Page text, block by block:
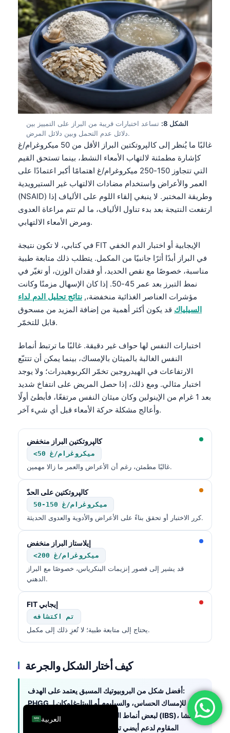
الشكل 8:
تساعد اختبارات قريبة من البراز على التمييز بين
دلائل عدم التحمل وبين دلائل المرض.
غالبًا ما يُنظر إلىكالپروتكتين البراز
الأقل من 50 ميكروغرام/غ
كإشارة مطمئنة لالتهاب الأمعاء النشط، بينما تستحق القيم
التي تتجاوز 150-250 ميكروغرام/غ اهتمامًا أكبر اعتمادًا على
العمر والأعراض واستخدام مضادات الالتهاب غير الستيرويدية
(NSAID) وطريقة المختبر. لا ينبغي إلقاء اللوم على الألياف إذا
ارتفعت النتيجة بعد بدء تناول الألياف، ما لم تتم مراعاة العدوى
ومرض الأمعاء الالتهابي.
في كتابي، لا تكون نتيجة FIT الإيجابية أو اختبار الدم الخفي
في البراز أبدًا أثرًا جانبيًا من المكمل. يتطلب ذلك متابعة طبية
مناسبة، خصوصًا مع نقص الحديد، أو فقدان الوزن، أو تغيّر في
نمط التبرز بعد عمر 45-50. إذا كان الإسهال مزمنًا وكانت
مؤشرات العناصر الغذائية منخفضة،, نتائج تحليل الدم لداء
السيلياك قد يكون أكثر أهمية من إضافة المزيد من مسحوق
قابل للتخمّر.
اختبارات النفس لها حواف غير دقيقة. غالبًا ما ترتبط أنماط
النفس الغالبة بالميثان بالإمساك، بينما يمكن أن تتتبّع
الارتفاعات في الهيدروجين تخمّر الكربوهيدرات؛ ولا يوجد
اختبار مثالي. ومع ذلك، إذا حصل المريض على انتفاخ شديد
بعد 1 غرام من الإينولين وكان ميثان النفس مرتفعًا، فأبطئ أولًا
وأعالج مشكلة حركة الأمعاء قبل أي شيء آخر.
كالپروتكتين البراز منخفض
<50 ميكروغرام/غ
غالبًا مطمئن، رغم أن الأعراض والعمر ما زالا مهمين.
كالپروتكتين على الحدّ
50-150 ميكروغرام/غ
كرر الاختبار أو تحقق بناءً على الأعراض والأدوية والعدوى الحديثة.
إيلاستاز البراز منخفض
<200 ميكروغرام/غ
قد يشير إلى قصور إنزيمات البنكرياس، خصوصًا مع البراز
الدهني.
FIT إيجابي
تم اكتشافه
يحتاج إلى متابعة طبية؛ لا تُعزِ ذلك إلى مكمل.
كيف أختار الشكل والجرعة
أفضل شكل من البروبيوتيك المسبق يعتمد على الهدف:
PHGG للإمساك الحساس، والسيليوم أو البيتا-غلوكان لـ
LDL-C، وGOS لبعض أنماط القولون العصبي (IBS)، والنشا
المقاوم لدعم أيضي تدريجي.
العربية
English
Français
Italiano
Español
Português
Ελληνικά
Türkçe
Română
简体中文
فارسی
Български
Dansk
Nederlands
हिन्दी
Bahasa Indonesia
Հայերեն
Íslenska
Српски језик
Svenska
Bosanski
Azərbaycan dili
Eesti
日本語
Čeština
ქართული
Русский
Lietuvių kalba
Polski
한국어
Slovenščina
Magyar
Shqip
বাংলা
اردو
मराठी
తెలుగు
தமிழ்
ગુજરાતી
ಕನ್ನಡ
മലയാളം